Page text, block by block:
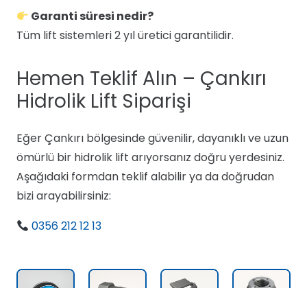
Garanti süresi nedir?
Tüm lift sistemleri 2 yıl üretici garantilidir.
Hemen Teklif Alın – Çankırı
Hidrolik Lift Siparişi
Eğer Çankırı bölgesinde güvenilir, dayanıklı ve uzun
ömürlü bir hidrolik lift arıyorsanız doğru yerdesiniz.
Aşağıdaki formdan teklif alabilir ya da doğrudan
bizi arayabilirsiniz:
0356 212 12 13